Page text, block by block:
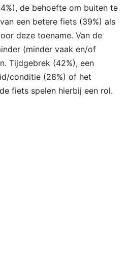
de behoefte om buiten te
een betere fiets (39%) als
deze toename. Van de
(minder vaak en/of
Tijdgebrek (42%), een
conditie (28%) of het
fiets spelen hierbij een rol.